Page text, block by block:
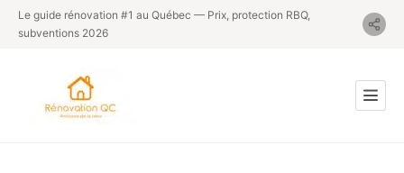
Le guide rénovation #1 au Québec — Prix, protection RBQ,
subventions 2026